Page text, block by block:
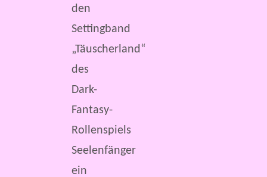
den
Settingband
„Täuscherland“
des
Dark-
Fantasy-
Rollenspiels
Seelenfänger
ein